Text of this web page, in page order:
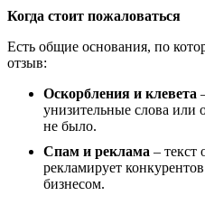
Когда стоит пожаловаться
Есть общие основания, по
отзыв:
Оскорбления и клевета
унизительные слова или
не было.
Спам и реклама – текст
рекламирует
бизнесом.